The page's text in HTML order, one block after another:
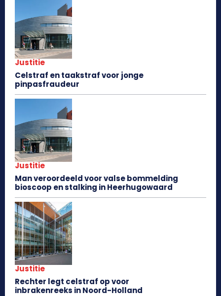
Justitie
Celstraf en taakstraf voor jonge
pinpasfraudeur
Justitie
Man veroordeeld voor valse bommelding
bioscoop en stalking in Heerhugowaard
Justitie
Rechter legt celstraf op voor
inbrakenreeks in Noord-Holland